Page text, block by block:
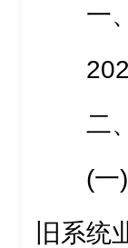
一
二
(一
旧系统